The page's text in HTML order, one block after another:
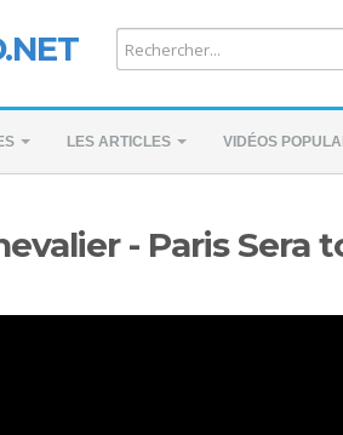
LES ARTICLES VIDÉOS
- Paris Sera